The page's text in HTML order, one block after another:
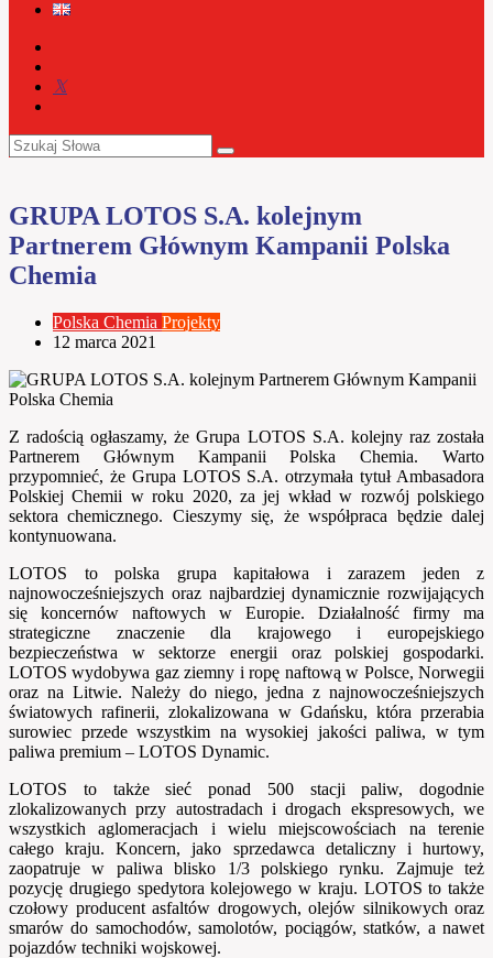
GRUPA LOTOS S.A. kolejnym
Partnerem Głównym Kampanii Polska
Chemia
Polska Chemia Projekty
12 marca 2021
Z radością ogłaszamy, że Grupa LOTOS S.A. kolejny raz została
Partnerem Głównym Kampanii Polska Chemia. Warto
przypomnieć, że Grupa LOTOS S.A. otrzymała tytuł Ambasadora
Polskiej Chemii w roku 2020, za jej wkład w rozwój polskiego
sektora chemicznego. Cieszymy się, że współpraca będzie dalej
kontynuowana.
LOTOS to polska grupa kapitałowa i zarazem jeden z
najnowocześniejszych oraz najbardziej dynamicznie rozwijających
się koncernów naftowych w Europie. Działalność firmy ma
strategiczne znaczenie dla krajowego i europejskiego
bezpieczeństwa w sektorze energii oraz polskiej gospodarki.
LOTOS wydobywa gaz ziemny i ropę naftową w Polsce, Norwegii
oraz na Litwie. Należy do niego, jedna z najnowocześniejszych
światowych rafinerii, zlokalizowana w Gdańsku, która przerabia
surowiec przede wszystkim na wysokiej jakości paliwa, w tym
paliwa premium – LOTOS Dynamic.
LOTOS to także sieć ponad 500 stacji paliw, dogodnie
zlokalizowanych przy autostradach i drogach ekspresowych, we
wszystkich aglomeracjach i wielu miejscowościach na terenie
całego kraju. Koncern, jako sprzedawca detaliczny i hurtowy,
zaopatruje w paliwa blisko 1/3 polskiego rynku. Zajmuje też
pozycję drugiego spedytora kolejowego w kraju. LOTOS to także
czołowy producent asfaltów drogowych, olejów silnikowych oraz
smarów do samochodów, samolotów, pociągów, statków, a nawet
pojazdów techniki wojskowej.